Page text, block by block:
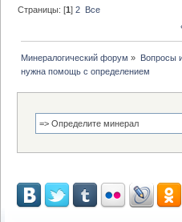
Страницы: [1]2 Все
Минералогический форум » Вопросы
нужна помощь с определением